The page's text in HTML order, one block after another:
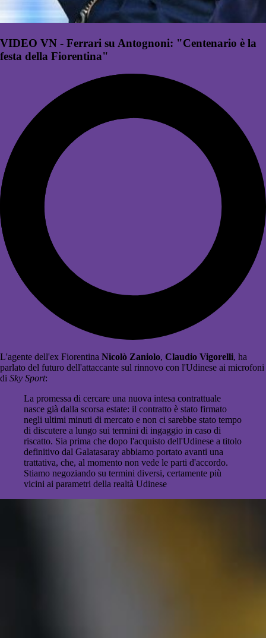
VIDEO VN - Ferrari su Antognoni: "Centenario è la
festa della Fiorentina"
L'agente dell'ex Fiorentina Nicolò Zaniolo, Claudio Vigorelli, ha
parlato del futuro dell'attaccante sul rinnovo con l'Udinese ai microfoni
di Sky Sport:
La promessa di cercare una nuova intesa contrattuale
nasce già dalla scorsa estate: il contratto è stato firmato
negli ultimi minuti di mercato e non ci sarebbe stato tempo
di discutere a lungo sui termini di ingaggio in caso di
riscatto. Sia prima che dopo l'acquisto dell'Udinese a titolo
definitivo dal Galatasaray abbiamo portato avanti una
trattativa, che, al momento non vede le parti d'accordo.
Stiamo negoziando su termini diversi, certamente più
vicini ai parametri della realtà Udinese